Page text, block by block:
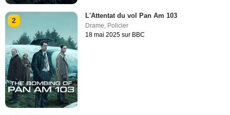
2
L'Attentat du vol Pan Am 103
Drame, Policier
18 mai 2025 sur BBC